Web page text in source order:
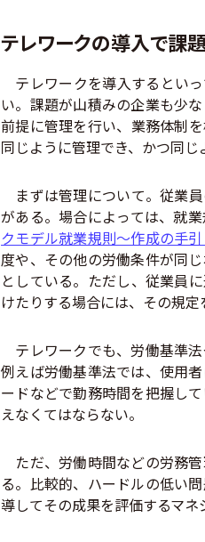
テレワークの導入で課
テレワークを導入するとい
い。課題が山積みの企業も少
前提に管理を行い、業務体制
同じように管理でき、かつ同
まずは管理について。従業
がある。場合によっては、就
クモデル就業規則～作成の手
度や、その他の労働条件が同
としている。ただし、従業員
けたりする場合には、その規定
テレワークでも、労働基準
例えば労働基準法では、使用
ードなどで勤務時間を把握し
えなくてはならない。
ただ、労働時間などの労務
る。比較的、ハードルの低い
導してその成果を評価するマネ